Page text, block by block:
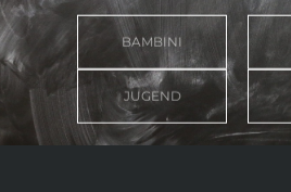
BAMBINI
JUGEND